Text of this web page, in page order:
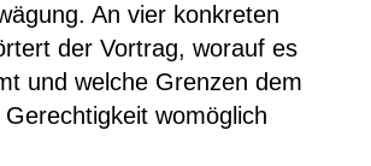
An vier konkreten
der Vortrag, worauf es
und welche Grenzen dem
womöglich